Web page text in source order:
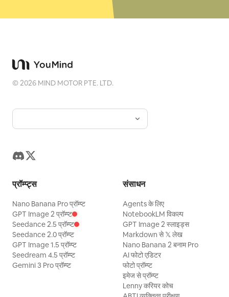
©2026 MIND MOTOR PTE. LTD.
प्रॉम्प्ट्स
Nano Banana Pro प्रॉम्प्ट
GPT Image 2 प्रॉम्प्ट
Seedance 2.5 प्रॉम्प्ट
Seedance 2.0 प्रॉम्प्ट
GPT Image 1.5 प्रॉम्प्ट
Seedream 4.5 प्रॉम्प्ट
Gemini 3 Pro प्रॉम्प्ट
संसाधन
Agents के लिए
NotebookLM विकल्प
GPT Image 2 स्लाइड्स
Markdown से 𝕏 लेख
Nano Banana 2 बनाम Pro
AI फोटो एडिटर
फोटो प्रॉम्प्ट
इमेज से प्रॉम्प्ट
Lenny करियर कोच